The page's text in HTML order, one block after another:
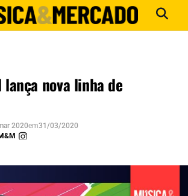
lança nova linha de
2020em31/03/2020